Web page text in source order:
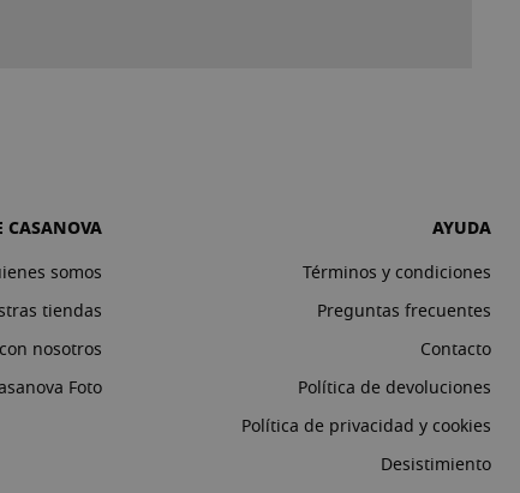
CASANOVA
somos
tiendas
nosotros
Foto
AYUDA
Términos y condiciones
Preguntas frecuentes
Contacto
Política de devoluciones
Política de privacidad y cookies
Desistimiento